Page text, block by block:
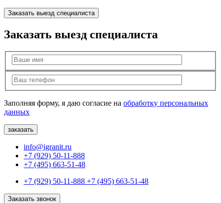
Заказать выезд специалиста
Заказать выезд специалиста
Заполняя форму, я даю согласие на обработку персональных
данных
info@igranit.ru
+7 (929) 50-11-888
+7 (495) 663-51-48
+7 (929) 50-11-888 +7 (495) 663-51-48
Заказать звонок